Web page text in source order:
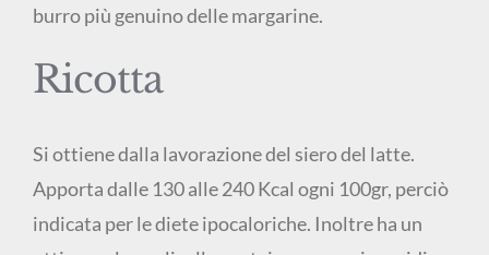
burro più genuino delle margarine.
Ricotta
Si ottiene dalla lavorazione del siero del latte.
Apporta dalle 130 alle 240 Kcal ogni 100gr, perciò
indicata per le diete ipocaloriche. Inoltre ha un